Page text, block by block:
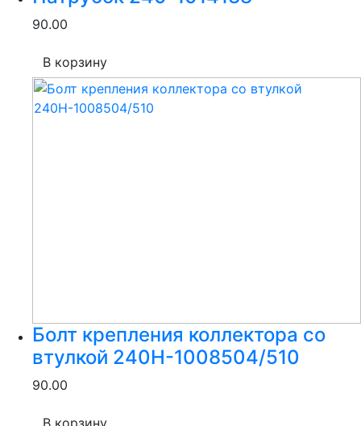
90.00
В корзину
Болт крепления коллектора со
втулкой 240Н-1008504/510
90.00
В корзину